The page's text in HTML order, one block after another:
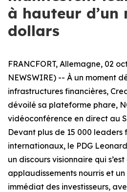
à hauteur
dollars
FRANCFORT, Allemagne, 02
NEWSWIRE) -- À un moment
infrastructures financières,
dévoilé sa plateforme phare,
vidéoconférence en direct au
Devant plus de 15 000 leaders
internationaux, le PDG
un discours visionnaire qui
applaudissements nourris et
immédiat des investisseurs,